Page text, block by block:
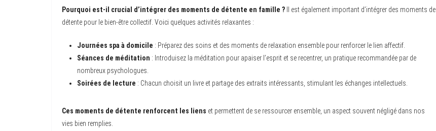
Pourquoi est-il crucial d’intégrer des moments de détente en famille ? Il est également important d’intégrer des moments de
détente pour le bien-être collectif. Voici quelques activités relaxantes :
Journées spa à domicile : Préparez des soins et des moments de relaxation ensemble pour renforcer le lien affectif.
Séances de méditation : Introduisez la méditation pour apaiser l’esprit et se recentrer, un pratique recommandée par de
nombreux psychologues.
Soirées de lecture : Chacun choisit un livre et partage des extraits intéressants, stimulant les échanges intellectuels.
Ces moments de détente renforcent les liens et permettent de se ressourcer ensemble, un aspect souvent négligé dans nos
vies bien remplies.